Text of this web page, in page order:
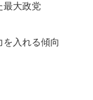
最大政党
入れる傾向